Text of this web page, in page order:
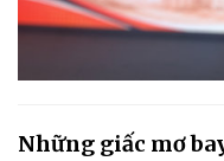
Những giấc mơ